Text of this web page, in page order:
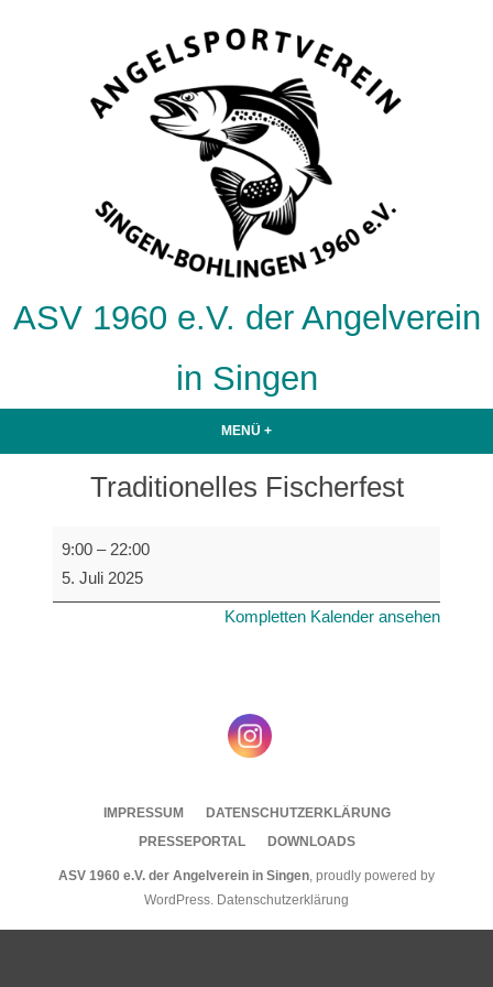
ASV 1960 e.V. der Angelverein
in Singen
MENÜ +
Traditionelles Fischerfest
Traditionelles
Fischerfest
9:00 – 22:00
5. Juli 2025
Kompletten Kalender ansehen
IMPRESSUM
DATENSCHUTZERKLÄRUNG
PRESSEPORTAL
DOWNLOADS
ASV 1960 e.V. der Angelverein in Singen, proudly powered by
WordPress. Datenschutzerklärung